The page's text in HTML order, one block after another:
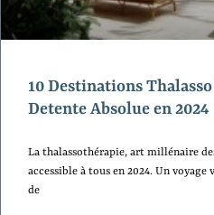
10 Destinations
Detente Absolue en 2024
La thalassothérapie, art millénaire
accessible à tous en 2024. Un
de